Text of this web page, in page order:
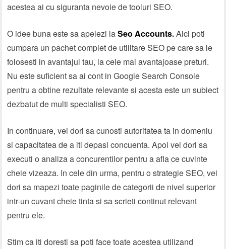
acestea ai cu siguranta nevoie de tooluri SEO.
O idee buna este sa apelezi laSeo Accounts.Aici poti
cumpara un pachet complet de utilitare SEO pe care sa le
folosesti in avantajul tau, la cele mai avantajoase preturi.
Nu este suficient sa ai cont in Google Search Console
pentru a obtine rezultate relevante si acesta este un subiect
dezbatut de multi specialisti SEO.
In continuare, vei dori sa cunosti autoritatea ta in domeniu
si capacitatea de a iti depasi concuenta. Apoi vei dori sa
executi o analiza a concurentilor pentru a afla ce cuvinte
cheie vizeaza. In cele din urma, pentru o strategie SEO, vei
dori sa mapezi toate paginile de categorii de nivel superior
intr-un cuvant cheie tinta si sa scrieti continut relevant
pentru ele.
Stim ca iti doresti sa poti face toate acestea utilizand